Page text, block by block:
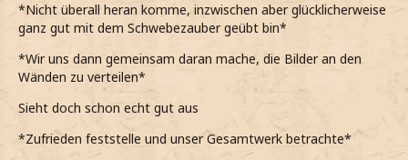
*Nicht überall heran komme, inzwischen aber glücklicherweise
ganz gut mit dem Schwebezauber geübt bin*
*Wir uns dann gemeinsam daran mache, die Bilder an den
Wänden zu verteilen*
Sieht doch schon echt gut aus
*Zufrieden feststelle und unser Gesamtwerk betrachte*